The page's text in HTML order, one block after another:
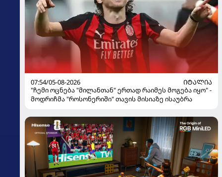
07:54/05-08-2026
ᲘᲢᲐᲚᲘᲐ
"ჩემი ოცნება "მილანთან" ერთად რაიმეს მოგება იყო" -
მოდრიჩმა "როსონერიში" თავის მისიაზე ისაუბრა